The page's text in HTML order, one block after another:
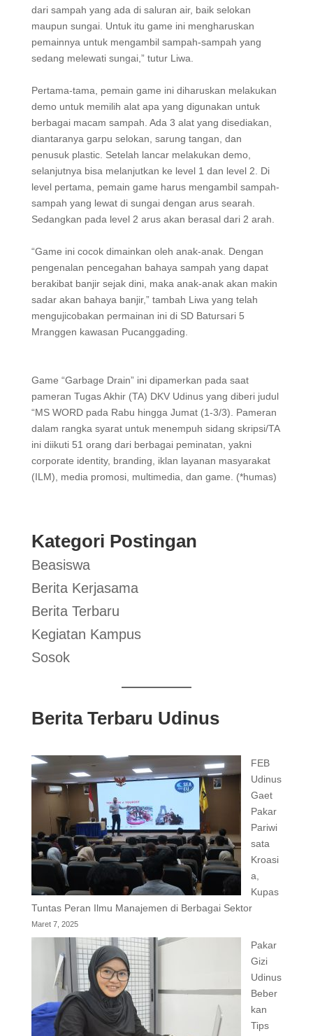
dari sampah yang ada di saluran air, baik selokan
maupun sungai. Untuk itu game ini mengharuskan
pemainnya untuk mengambil sampah-sampah yang
sedang melewati sungai,” tutur Liwa.
Pertama-tama, pemain game ini diharuskan melakukan
demo untuk memilih alat apa yang digunakan untuk
berbagai macam sampah. Ada 3 alat yang disediakan,
diantaranya garpu selokan, sarung tangan, dan
penusuk plastic. Setelah lancar melakukan demo,
selanjutnya bisa melanjutkan ke level 1 dan level 2. Di
level pertama, pemain game harus mengambil sampah-
sampah yang lewat di sungai dengan arus searah.
Sedangkan pada level 2 arus akan berasal dari 2 arah.
“Game ini cocok dimainkan oleh anak-anak. Dengan
pengenalan pencegahan bahaya sampah yang dapat
berakibat banjir sejak dini, maka anak-anak akan makin
sadar akan bahaya banjir,” tambah Liwa yang telah
mengujicobakan permainan ini di SD Batursari 5
Mranggen kawasan Pucanggading.
Game “Garbage Drain” ini dipamerkan pada saat
pameran Tugas Akhir (TA) DKV Udinus yang diberi judul
“MS WORD pada Rabu hingga Jumat (1-3/3). Pameran
dalam rangka syarat untuk menempuh sidang skripsi/TA
ini diikuti 51 orang dari berbagai peminatan, yakni
corporate identity, branding, iklan layanan masyarakat
(ILM), media promosi, multimedia, dan game. (*humas)
Kategori Postingan
Beasiswa
Berita Kerjasama
Berita Terbaru
Kegiatan Kampus
Sosok
Berita Terbaru Udinus
FEB
Udinus
Gaet
Pakar
Pariwi
sata
Kroasi
a,
Kupas
Tuntas Peran Ilmu Manajemen di Berbagai Sektor
Maret 7, 2025
Pakar
Gizi
Udinus
Beber
kan
Tips